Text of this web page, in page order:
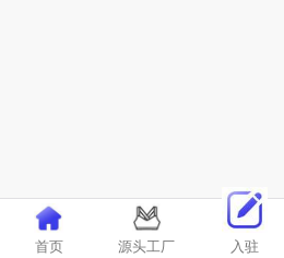
首页 源头工厂 入驻